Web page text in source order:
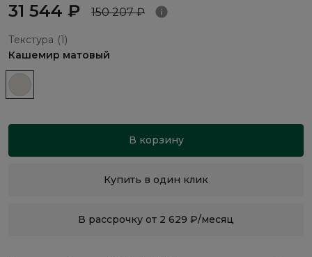
31 544 ₽ 150 207 ₽
Текстура (1)
Кашемир матовый
В корзину
Купить в один клик
В рассрочку от 2 629 ₽/месяц